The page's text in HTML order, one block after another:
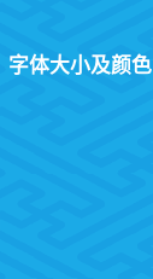
字体大小及颜色